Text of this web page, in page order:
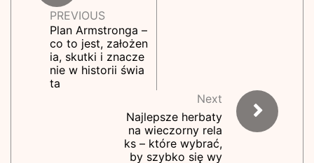
PREVIOUS
Plan Armstronga –
co to jest, założen
ia, skutki i znacze
nie w historii świa
ta
Next
Najlepsze herbaty
na wieczorny rela
ks – które wybrać,
by szybko się wy